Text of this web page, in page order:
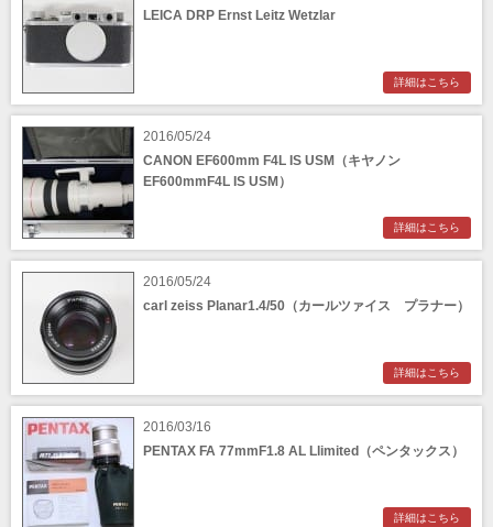
LEICA DRP Ernst Leitz Wetzlar
詳細はこちら
2016/05/24
CANON EF600mm F4L IS USM（キヤノン
EF600mmF4L IS USM）
詳細はこちら
2016/05/24
carl zeiss Planar1.4/50（カールツァイス プラナー）
詳細はこちら
2016/03/16
PENTAX FA 77mmF1.8 AL Llimited（ペンタックス）
詳細はこちら